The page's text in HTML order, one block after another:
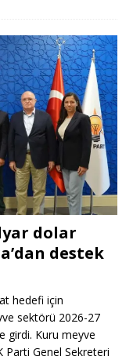
dolar
destek
hedefi için
sektörü 2026-27
girdi. Kuru meyve
Genel Sekreteri